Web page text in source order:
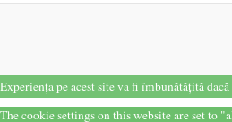
Experiența pe acest site va fi îmbunătățită
The cookie settings on this website are set to